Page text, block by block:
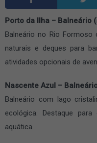
Porto da Ilha – Balneário
Balneário no Rio Formoso
naturais e deques para
atividades opcionais de
Nascente Azul –
Balneário com lago
ecológica. Destaque
aquática.